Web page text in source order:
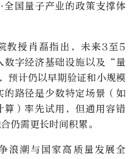
国量子产业的政策支撑体
教授肖磊指出，未来3至5
数字经济基础设施以及“量
预计仍以早期验证和小规模
的路径是少数特定场景（如
算）率先试用，但通用容错
仍需更长时间积累。
浪潮与国家高质量发展全